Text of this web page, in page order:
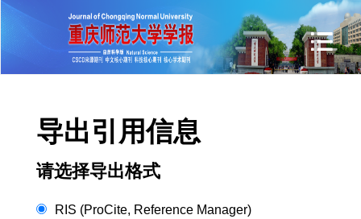
导出引用信息
请选择导出格式
RIS (ProCite, Reference Manager)